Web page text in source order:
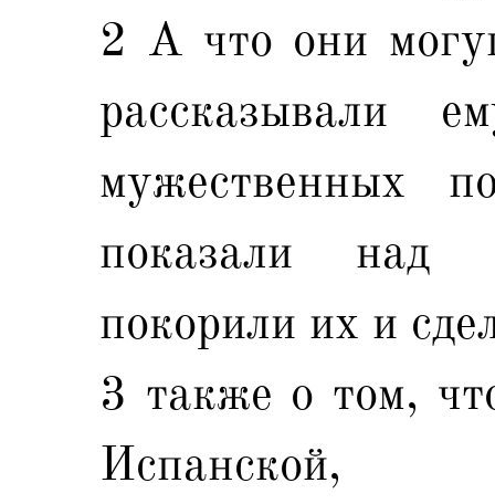
2 А что они
мужественных
показали над
покорили их и
3 также о том,
Испанской,